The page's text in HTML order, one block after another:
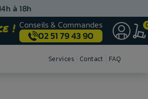
à 18h
Conseils & Commandes
02 51 79 43 90
ServicesNos centres de
Contact FAQ